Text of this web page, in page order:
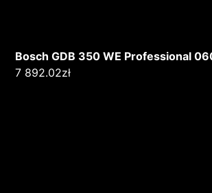
Bosch GDB 350 WE Professional
7 892.02zł